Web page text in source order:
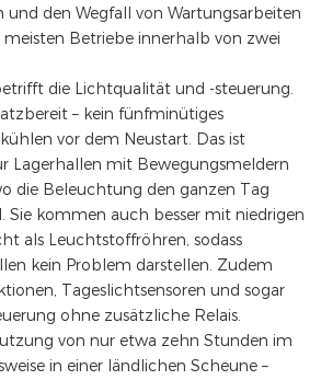
und den Wegfall von Wartungsarbeiten
meisten Betriebe innerhalb von zwei
die Lichtqualität und -steuerung.
– kein fünfminütiges
vor dem Neustart. Das ist
Lagerhallen mit Bewegungsmeldern
die Beleuchtung den ganzen Tag
Sie kommen auch besser mit niedrigen
als Leuchtstoffröhren, sodass
kein Problem darstellen. Zudem
Tageslichtsensoren und sogar
ohne zusätzliche Relais.
von nur etwa zehn Stunden im
in einer ländlichen Scheune –